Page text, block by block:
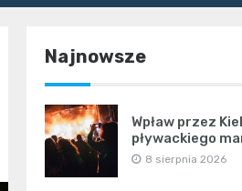
Najnowsze
Wpław przez
pływackiego
8 sierpnia 2026